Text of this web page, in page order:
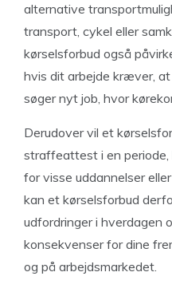
alternative
transport, cykel eller
kørselsforbud også
hvis dit arbejde kræver, at
søger nyt job, hvor
Derudover vil et
straffeattest i en
for visse uddannelser
kan et kørselsforbud
udfordringer i hverdagen
konsekvenser for dine
og på arbejdsmarkedet.